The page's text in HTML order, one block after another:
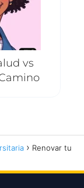
vs
Renovar tu